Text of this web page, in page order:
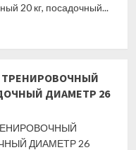
20 кг, посадочный...
ТРЕНИРОВОЧНЫЙ
ДИАМЕТР 26
ДИАМЕТР 26